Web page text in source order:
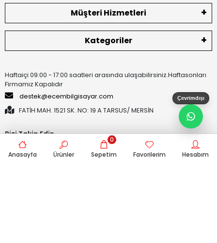
Müşteri Hizmetleri
Kategoriler
Haftaiçi 09:00 - 17:00 saatleri arasında ulaşabilirsiniz.Haftasonları
Firmamız Kapalıdır
destek@ecembilgisayar.com
FATİH MAH. 1521 SK. NO: 19 A TARSUS/ MERSİN
Bizi Takip Edin
Anasayfa Ürünler Sepetim
0
Favorilerim
Hesabım
Çevrimdışı